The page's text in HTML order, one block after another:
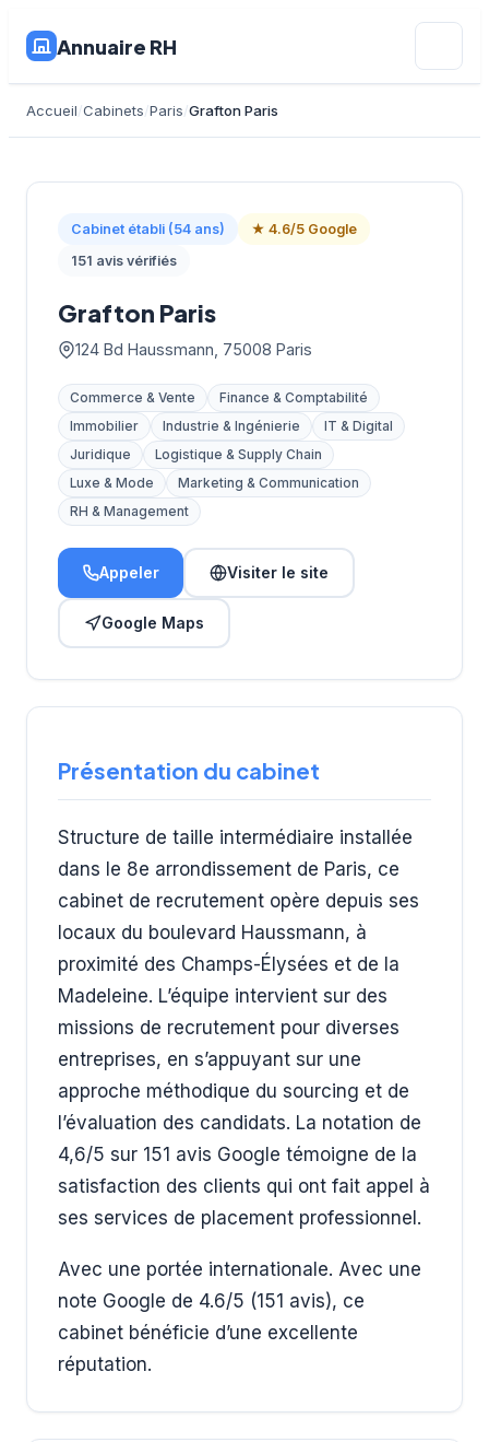
Annuaire RH
Accueil Cabinets Paris Grafton Paris
Cabinet établi (54 ans)
★ 4.6/5 Google
151 avis vérifiés
Grafton Paris
124 Bd Haussmann, 75008 Paris
Commerce & Vente
Finance & Comptabilité
Immobilier
Industrie & Ingénierie
IT & Digital
Juridique
Logistique & Supply Chain
Luxe & Mode
Marketing & Communication
RH & Management
Appeler Visiter le site
Google Maps
Présentation du cabinet
Structure de taille intermédiaire installée
dans le 8e arrondissement de Paris, ce
cabinet de recrutement opère depuis ses
locaux du boulevard Haussmann, à
proximité des Champs-Élysées et de la
Madeleine. L’équipe intervient sur des
missions de recrutement pour diverses
entreprises, en s’appuyant sur une
approche méthodique du sourcing et de
l’évaluation des candidats. La notation de
4,6/5 sur 151 avis Google témoigne de la
satisfaction des clients qui ont fait appel à
ses services de placement professionnel.
Avec une portée internationale. Avec une
note Google de 4.6/5 (151 avis), ce
cabinet bénéficie d’une excellente
réputation.